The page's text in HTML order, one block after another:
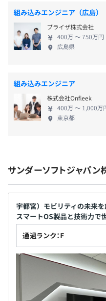
保険）
6カ月（期間中、条件の変
ます。 ▍オートモーティブ事業 コックピット／
ADAS系のソフトウェア
成車メーカー／Tier1を顧
会社のRightware社の
全車種に採用されるなど
ットシステムを、世界に
共同開発しています。 サンダーソフトジャパンで
は、よい意味で「とりあ
チャレンジスピリッツを
最適な環境といえます
日本での事業拡大を進め
セールスなど幅広いポジ
組み込みエンジニア（広島）
ブライザ株式会社
400万 〜 750万円
広島県
組み込みエンジニア
株式会社Onfleek
400万 〜 1,000万
東京都
サンダーソフトジャパ
宇都宮）モビリティの未来
スマートOS製品と技術力で
通過ランク：F